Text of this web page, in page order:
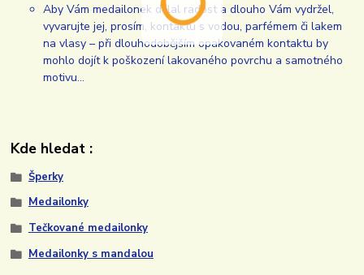
Aby Vám medailonek dělal radost a dlouho Vám vydržel,
vyvarujte jej, prosím, kontaktu s vodou, parfémem či lakem
na vlasy – při dlouhodobějším opakovaném kontaktu by
mohlo dojít k poškození lakovaného povrchu a samotného
motivu…
Kde hledat :
Šperky
Medailonky
Tečkované medailonky
Medailonky s mandalou